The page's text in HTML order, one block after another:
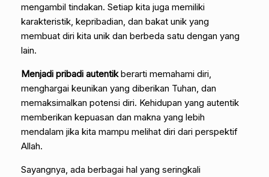
mengambil tindakan. Setiap kita juga memiliki
karakteristik, kepribadian, dan bakat unik yang
membuat diri kita unik dan berbeda satu dengan yang
lain.
Menjadi pribadi autentikberarti memahami diri,
menghargai keunikan yang diberikan Tuhan, dan
memaksimalkan potensi diri. Kehidupan yang autentik
memberikan kepuasan dan makna yang lebih
mendalam jika kita mampu melihat diri dari perspektif
Allah.
Sayangnya, ada berbagai hal yang seringkali